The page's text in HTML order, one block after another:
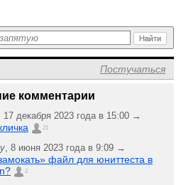
Постучаться
комментарии
17 декабря 2023 года в 15:00 →
21
, 8 июня 2023 года в 9:09 →
файл для юниттеста в
2